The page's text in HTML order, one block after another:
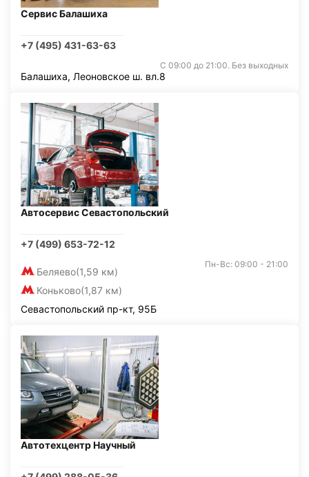
Сервис Балашиха
+7 (495) 431-63-63
С 09:00 до 21:00. Без выходных
Балашиха, Леоновское ш. вл.8
Автосервис Севастопольский
+7 (499) 653-72-12
Беляево(1,59 км)
Коньково(1,87 км)
Пн-Вс: 09:00 - 21:00
Севастопольский пр-кт, 95Б
Автотехцентр Научный